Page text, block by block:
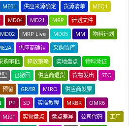
ME01 供应来源确定 货源清单
MEQ1
MD04 MD21 MRP
计划文件
MD02 MRP Live MD05 MM
物料计划
供应商确认
采购监控
购审批 释放策略 实地盘点
物料凭证
已撤回 供应商退货 货物发出
STO
预留 GR/IR MIRO
供应商发票
PP SD 实操教程 MRBR
OMR6
MI01 实物盘点 盘点差异 公司代码
工厂